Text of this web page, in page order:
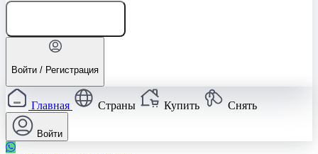
Войти / Регистрация
Главная Страны Купить Снять
Войти